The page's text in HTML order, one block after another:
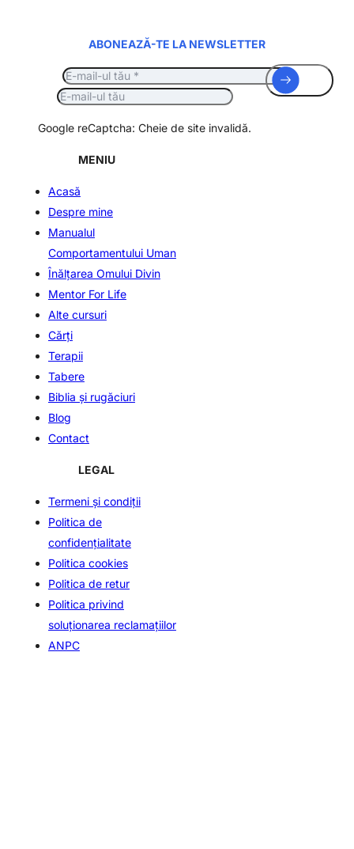
ABONEAZĂ-TE LA NEWSLETTER
Google reCaptcha: Cheie de site invalidă.
MENIU
Acasă
Despre mine
Manualul
Comportamentului Uman
Înălţarea Omului Divin
Mentor For Life
Alte cursuri
Cărți
Terapii
Tabere
Biblia și rugăciuri
Blog
Contact
LEGAL
Termeni şi condiţii
Politica de
confidenţialitate
Politica cookies
Politica de retur
Politica privind
soluționarea reclamațiilor
ANPC